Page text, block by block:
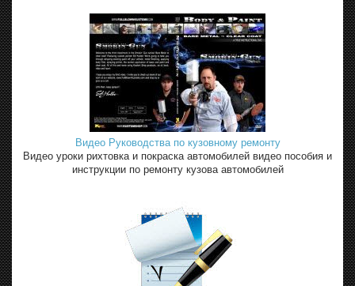
Видео Руководства по кузовному ремонту
Видео уроки рихтовка и покраска автомобилей видео пособия и
инструкции по ремонту кузова автомобилей